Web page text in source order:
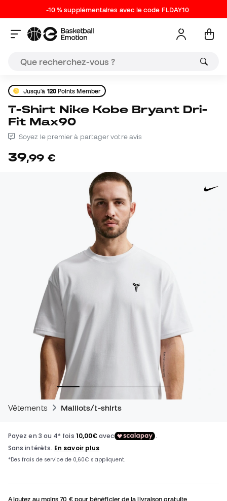
-10 % supplémentaires avec le code FLDAY10
Jusqu'à 120Points Member
T-Shirt Nike Kobe Bryant Dri-
Fit Max90
Soyez le premier à partager votre avis
39,99 €
Vêtements Maillots/t-shirts
Ajoutez au moins70 €pour bénéficier de la livraison gratuite